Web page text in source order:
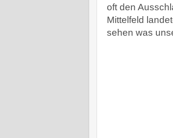
oft den
Mittelfeld
sehen was